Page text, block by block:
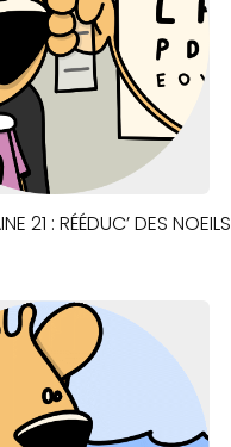
21 : RÉÉDUC’ DES NOEILS